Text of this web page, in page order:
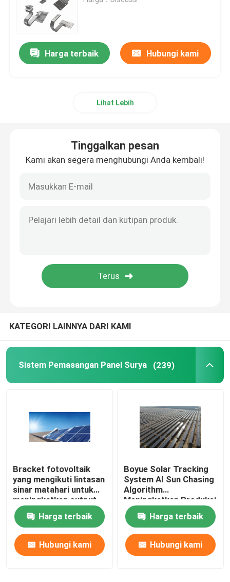
Klem Pemasangan Panel Surya
Rel Pemasangan Panel Surya
Kit Sambungan Rel
Dudukan Miring Panel Surya
Kait Atap Surya
Baki Kabel Galvanis
Harga terbaik Hubungi kami
Lihat Lebih
Tinggalkan pesan
Kami akan segera menghubungi Anda kembali!
KATEGORI LAINNYA DARI KAMI
Sistem Pemasangan Panel Surya (239)
Bracket fotovoltaik
yang mengikuti lintasan
sinar matahari untuk
meningkatkan output
tenaga fotovoltaik
Harga terbaik
Hubungi kami
Boyue Solar Tracking
System AI Sun Chasing
Algorithm
Meningkatkan Produksi
Listrik
Harga terbaik
Hubungi kami